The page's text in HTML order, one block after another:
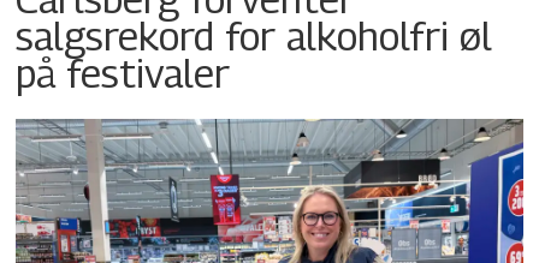
salgsrekord for alkoholfri øl
på festivaler